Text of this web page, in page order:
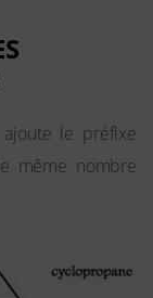
le préfixe
même nombre